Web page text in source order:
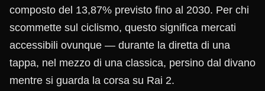
composto del 13,87% previsto fino al 2030. Per chi
scommette sul ciclismo, questo significa mercati
accessibili ovunque — durante la diretta di una
tappa, nel mezzo di una classica, persino dal divano
mentre si guarda la corsa su Rai 2.